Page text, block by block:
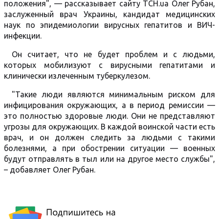
положения", — рассказывает сайту ТСН.ua Олег Рубан,
заслуженный врач Украины, кандидат медицинских
наук по эпидемиологии вирусных гепатитов и ВИЧ-
инфекции.
Он считает, что не будет проблем и с людьми,
которых мобилизуют с вирусными гепатитами и
клинически излеченным туберкулезом.
"Такие люди являются минимальным риском для
инфицирования окружающих, а в период ремиссии —
это полностью здоровые люди. Они не представляют
угрозы для окружающих. В каждой воинской части есть
врач, и он должен следить за людьми с такими
болезнями, а при обострении ситуации — военных
будут отправлять в тыл или на другое место службы",
– добавляет Олег Рубан.